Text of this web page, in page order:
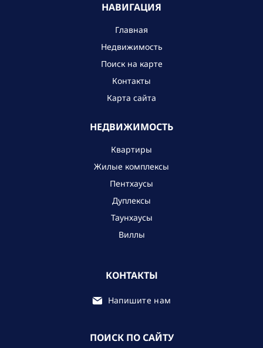
НАВИГАЦИЯ
Главная
Недвижимость
Поиск на карте
Контакты
Карта сайта
НЕДВИЖИМОСТЬ
Квартиры
Жилые комплексы
Пентхаусы
Дуплексы
Таунхаусы
Виллы
КОНТАКТЫ
Напишите нам
ПОИСК ПО САЙТУ